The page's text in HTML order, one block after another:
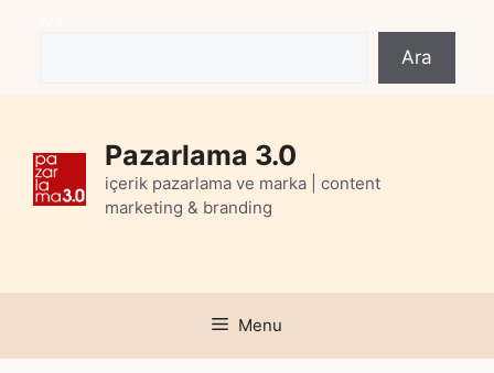
Ara
Pazarlama 3.0
içerik pazarlama ve marka | content
marketing & branding
Menu